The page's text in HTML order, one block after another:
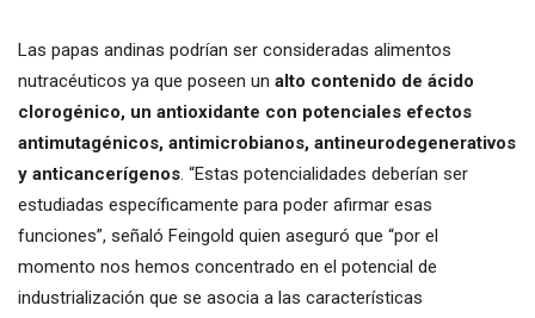
Las papas andinas podrían ser consideradas alimentos
nutracéuticos ya que poseen un alto contenido de ácido
clorogénico, un antioxidante con potenciales efectos
antimutagénicos, antimicrobianos, antineurodegenerativos
y anticancerígenos. “Estas potencialidades deberían ser
estudiadas específicamente para poder afirmar esas
funciones”, señaló Feingold quien aseguró que “por el
momento nos hemos concentrado en el potencial de
industrialización que se asocia a las características